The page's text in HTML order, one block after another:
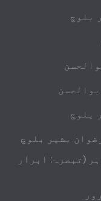
بلوچ
بلوچ
بشیر بلوچ
(تبصرہ: ابرار